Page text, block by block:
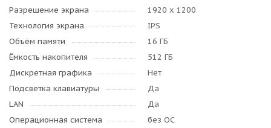
Разрешение экрана
1920 x 1200
Технология экрана
IPS
Объём памяти
16 ГБ
Ёмкость накопителя
512 ГБ
Дискретная графика
Нет
Подсветка клавиатуры
Да
LAN
Да
Операционная система
без ОС